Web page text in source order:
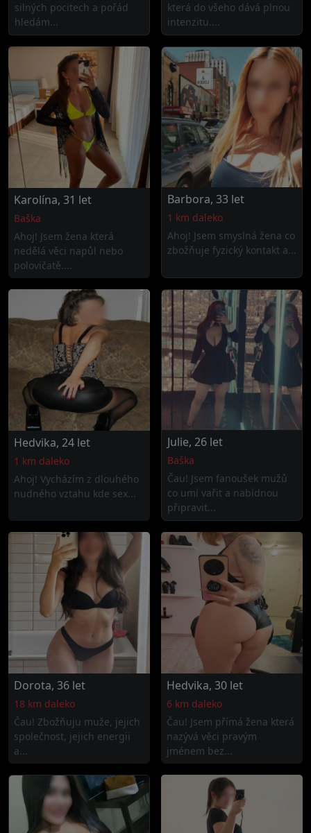
silných pocitech a pořád
hledám...
která do všeho dává plnou
intenzitu....
Karolína, 31 let
Baška
Ahoj! Jsem žena která
nedělá věci napůl nebo
polovičatě....
Barbora, 33 let
1 km daleko
Ahoj! Jsem smyslná žena co
zbožňuje fyzický kontakt a...
Hedvika, 24 let
1 km daleko
Ahoj! Vycházím z dlouhého
nudného vztahu kde sex...
Julie, 26 let
Baška
Čau! Jsem fanoušek mužů
co umí vařit a nabídnou
připravit...
Dorota, 36 let
18 km daleko
Čau! Zbožňuju muže, jejich
společnost, jejich energii
a...
Hedvika, 30 let
6 km daleko
Čau! Jsem přímá žena která
nazývá věci pravým
jménem bez...